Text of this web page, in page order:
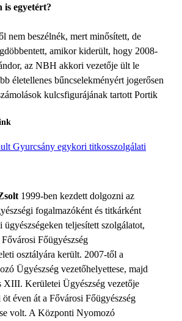
is egyetért?
nem beszélnék, mert minősített, de
amikor kiderült, hogy 2008-
az NBH akkori vezetője ült le
életellenes bűncselekményért jogerősen
kulcsfigurájának tartott Portik
Gyurcsány egykori titkosszolgálati
1999-ben kezdett dolgozni az
fogalmazóként és titkárként
ügyészségeken teljesített szolgálatot,
Főügyészség
osztályára került. 2007-től a
Ügyészség vezetőhelyettese, majd
XIII. Kerületei Ügyészség vezetője
éven át a Fővárosi Főügyészség
volt. A Központi Nyomozó